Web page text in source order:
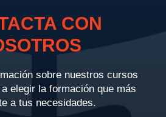
CON
sobre nuestros cursos
elegir la formación que más
a tus necesidades.